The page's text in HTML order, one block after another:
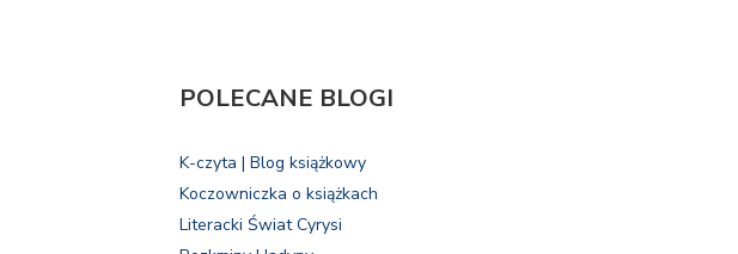
POLECANE BLOGI
K-czyta | Blog książkowy
Koczowniczka o książkach
Literacki Świat Cyrysi